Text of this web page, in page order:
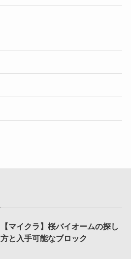
【マイクラ】桜バイオームの探し
方と入手可能なブロック